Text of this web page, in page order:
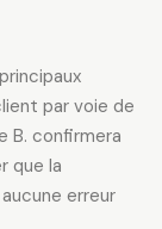
par voie de
B. confirmera
que la
erreur